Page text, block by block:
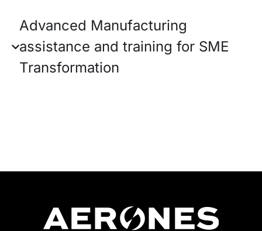
Advanced Manufacturing
assistance and training for SME
Transformation